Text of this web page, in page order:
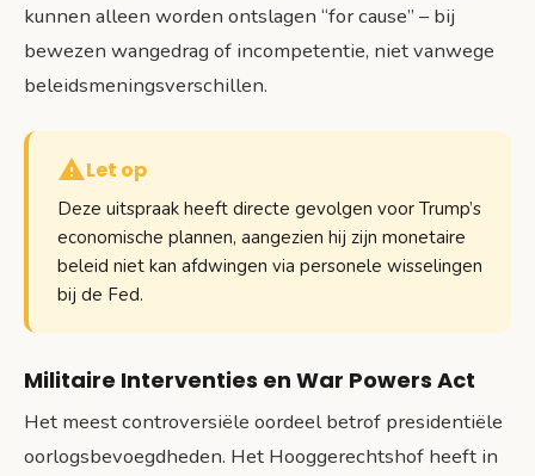
kunnen alleen worden ontslagen “for cause” – bij
bewezen wangedrag of incompetentie, niet vanwege
beleidsmeningsverschillen.
Let op
Deze uitspraak heeft directe gevolgen voor Trump’s
economische plannen, aangezien hij zijn monetaire
beleid niet kan afdwingen via personele wisselingen
bij de Fed.
Militaire Interventies en War Powers Act
Het meest controversiële oordeel betrof presidentiële
oorlogsbevoegdheden. Het Hooggerechtshof heeft in